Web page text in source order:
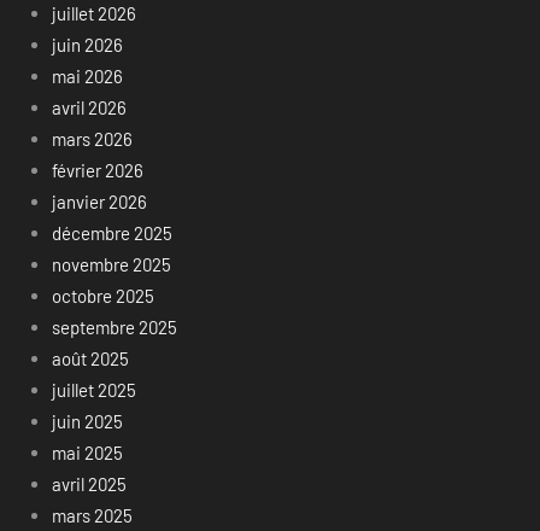
juillet 2026
juin 2026
mai 2026
avril 2026
mars 2026
février 2026
janvier 2026
décembre 2025
novembre 2025
octobre 2025
septembre 2025
août 2025
juillet 2025
juin 2025
mai 2025
avril 2025
mars 2025